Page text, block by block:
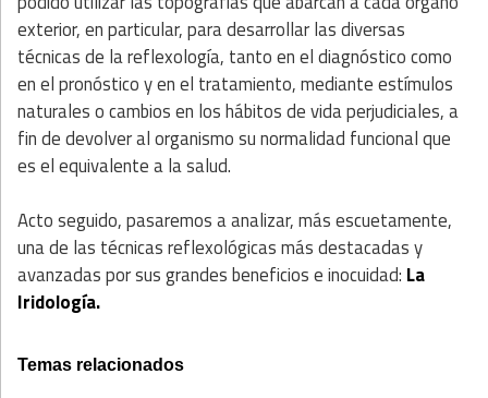
exterior, en particular, para desarrollar las diversas
técnicas de la reflexología, tanto en el diagnóstico como
en el pronóstico y en el tratamiento, mediante estímulos
naturales o cambios en los hábitos de vida perjudiciales, a
fin de devolver al organismo su normalidad funcional que
es el equivalente a la salud.
Acto seguido, pasaremos a analizar, más escuetamente,
una de las técnicas reflexológicas más destacadas y
avanzadas por sus grandes beneficios e inocuidad: La
Iridología.
Temas relacionados